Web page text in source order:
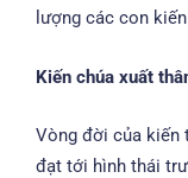
lượng các con
Kiến chúa xuất
Vòng đời của kiến
đạt tới hình thái